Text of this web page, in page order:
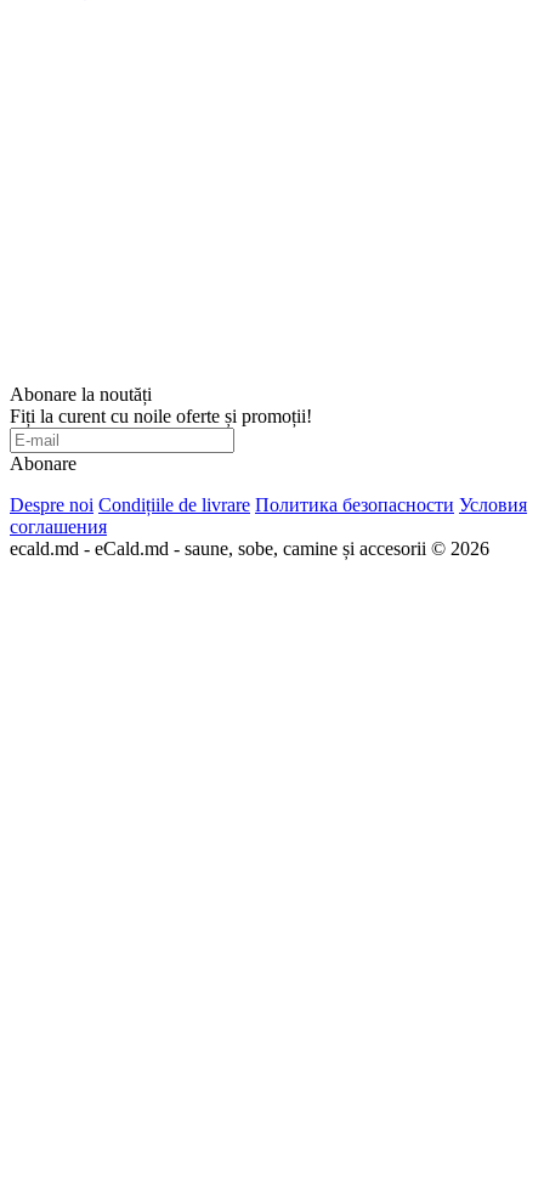
Abonare la noutăți
Fiți la curent cu noile oferte și promoții!
Abonare
Despre noi Condițiile de livrare Политика безопасности Условия
соглашения
ecald.md - eCald.md - saune, sobe, camine și accesorii © 2026